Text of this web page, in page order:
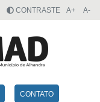
CONTATO
CONTRASTE A+ A-